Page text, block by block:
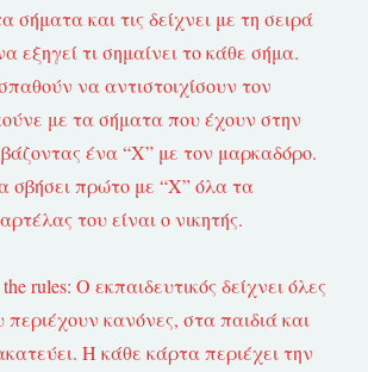
σήματα και τις δείχνει με τη σειρά
εξηγεί τι σημαίνει το κάθε σήμα.
να αντιστοιχίσουν τον
με τα σήματα που έχουν στην
ένα “Χ” με τον μαρκαδόρο.
σβήσει πρώτο με “Χ” όλα τα
του είναι ο νικητής.
rules: O εκπαιδευτικός δείχνει όλες
περιέχουν κανόνες, στα παιδιά και
Η κάθε κάρτα περιέχει την